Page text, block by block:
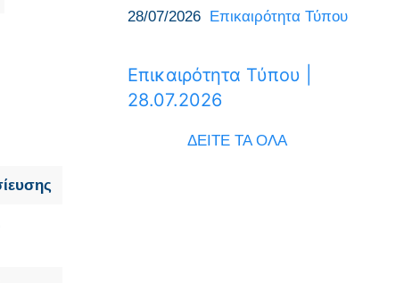
28/07/2026 Επικαιρότητα Τύπου
Επικαιρότητα Τύπου |
28.07.2026
ΔΕΙΤΕ ΤΑ ΟΛΑ